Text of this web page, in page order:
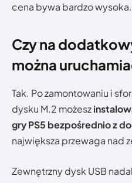
cena bywa bardzo wysoka.
Czy na
można
Tak. Po zamontowaniu i
dysku M.2 możesz
gry PS5 bezpośrednio z
największa przewaga nad
Zewnętrzny dysk USB